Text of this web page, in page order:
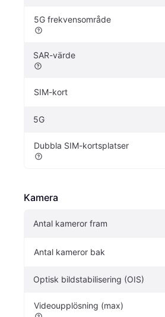
5G frekvensområde
SAR-värde
SIM-kort
5G
Dubbla SIM-kortsplatser
Kamera
Antal kameror fram
Antal kameror bak
Optisk bildstabilisering (OIS)
Videoupplösning (max)